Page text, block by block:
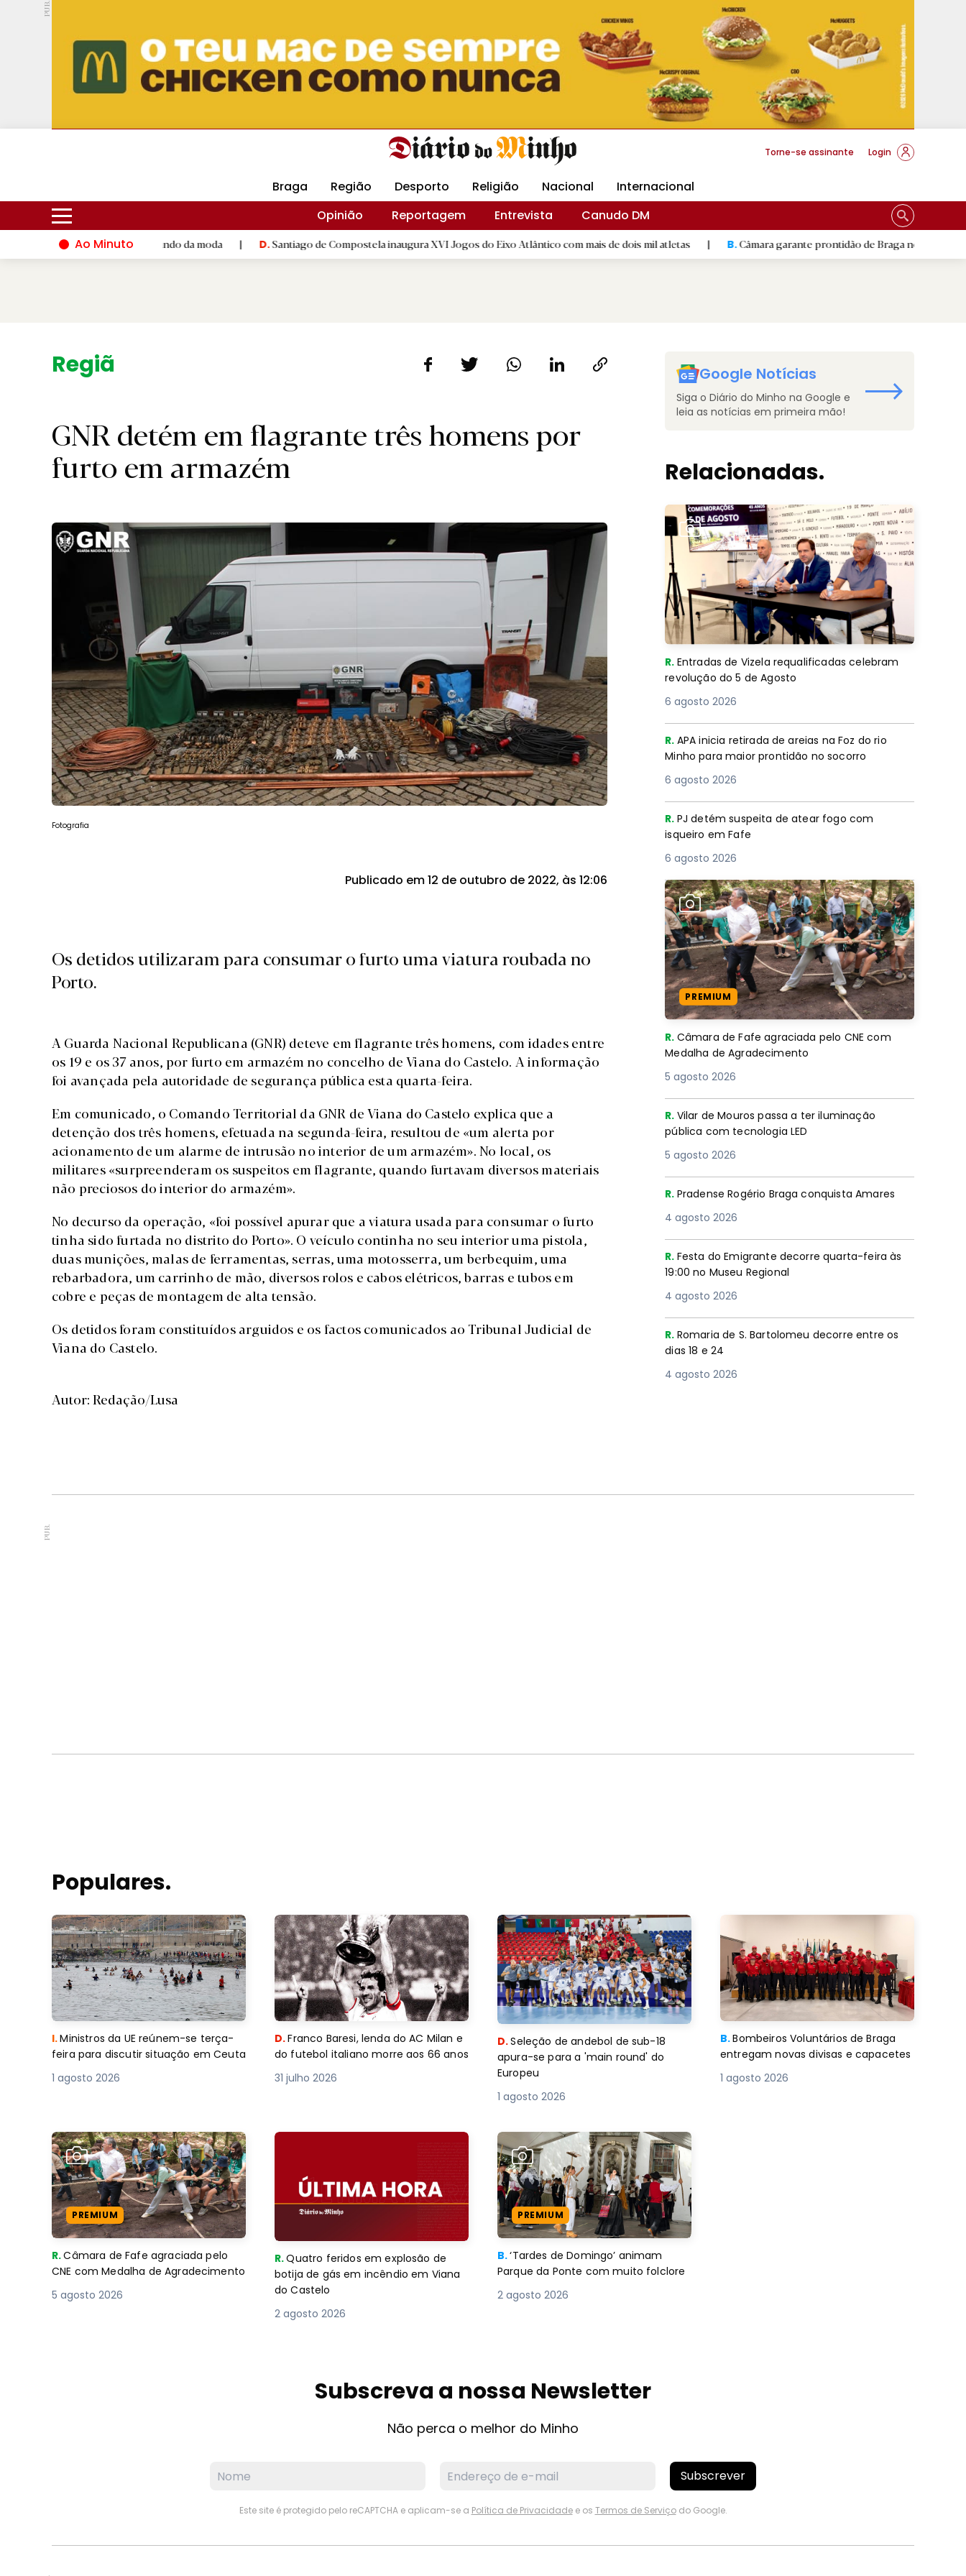
PUB.
Hoje 17ºC 30ºC DMtv Revista Minha Gráfica DM Livraria DM Arquidiocese Braga
Torne-se assinante Login
Braga Região Desporto Religião Nacional
Internacional
Opinião
Reportagem Entrevista
Canudo DM
Ao Minuto
e à inovação do mundo da moda | D.Santiago de Compostela inaugura XVI Jogos do Eixo Atlântico com mais de dois mil atletas | B.Câmara garante prontidão de Braga no resgate animal
Região.
GNR detém em flagrante três homens por
furto em armazém
Fotografia
Publicado em 12 de outubro de 2022, às 12:06
Os detidos utilizaram para consumar o furto uma viatura roubada no
Porto.
A Guarda Nacional Republicana (GNR) deteve em flagrante três homens, com idades entre
os 19 e os 37 anos, por furto em armazém no concelho de Viana do Castelo. A informação
foi avançada pela autoridade de segurança pública esta quarta-feira.
Em comunicado, o Comando Territorial da GNR de Viana do Castelo explica que a
detenção dos três homens, efetuada na segunda-feira, resultou de «um alerta por
acionamento de um alarme de intrusão no interior de um armazém». No local, os
militares «surpreenderam os suspeitos em flagrante, quando furtavam diversos materiais
não preciosos do interior do armazém».
No decurso da operação, «foi possível apurar que a viatura usada para consumar o furto
tinha sido furtada no distrito do Porto». O veículo continha no seu interior uma pistola,
duas munições, malas de ferramentas, serras, uma motosserra, um berbequim, uma
rebarbadora, um carrinho de mão, diversos rolos e cabos elétricos, barras e tubos em
cobre e peças de montagem de alta tensão.
Os detidos foram constituídos arguidos e os factos comunicados ao Tribunal Judicial de
Viana do Castelo.
Autor: Redação/Lusa
Google Notícias
Siga o Diário do Minho na Google e
leia as notícias em primeira mão!
Relacionadas.
R. Entradas de Vizela requalificadas celebram
revolução do 5 de Agosto
6 agosto 2026
R. APA inicia retirada de areias na Foz do rio
Minho para maior prontidão no socorro
6 agosto 2026
R. PJ detém suspeita de atear fogo com
isqueiro em Fafe
6 agosto 2026
PREMIUM
R. Câmara de Fafe agraciada pelo CNE com
Medalha de Agradecimento
5 agosto 2026
R. Vilar de Mouros passa a ter iluminação
pública com tecnologia LED
5 agosto 2026
R. Pradense Rogério Braga conquista Amares
4 agosto 2026
R. Festa do Emigrante decorre quarta-feira às
19:00 no Museu Regional
4 agosto 2026
R. Romaria de S. Bartolomeu decorre entre os
dias 18 e 24
4 agosto 2026
PUB.
Populares.
I.Ministros da UE reúnem-se terça-
feira para discutir situação em Ceuta
1 agosto 2026
D.Franco Baresi, lenda do AC Milan e
do futebol italiano morre aos 66 anos
31 julho 2026
D.Seleção de andebol de sub-18
apura-se para a 'main round' do
Europeu
1 agosto 2026
B.Bombeiros Voluntários de Braga
entregam novas divisas e capacetes
1 agosto 2026
PREMIUM
R.Câmara de Fafe agraciada pelo
CNE com Medalha de Agradecimento
5 agosto 2026
R.Quatro feridos em explosão de
botija de gás em incêndio em Viana
do Castelo
2 agosto 2026
PREMIUM
B.‘Tardes de Domingo’ animam
Parque da Ponte com muito folclore
2 agosto 2026
Subscreva a nossa Newsletter
Não perca o melhor do Minho
Subscrever
Este site é protegido pelo reCAPTCHA e aplicam-se a Política de Privacidadee os Termos de Serviçodo Google.